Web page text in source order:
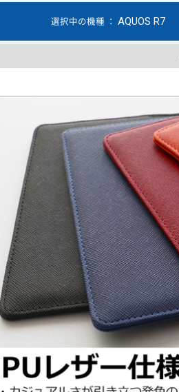
選択中の機種 ： AQUOS R7